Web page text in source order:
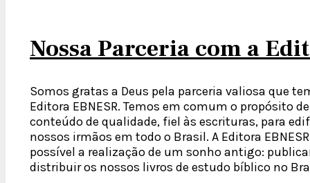
Nossa Parceria com a
Somos gratas a Deus pela parceria valiosa que
Editora EBNESR. Temos em comum o propósito
conteúdo de qualidade, fiel às escrituras, para
nossos irmãos em todo o Brasil. A Editora
possível a realização de um sonho antigo:
distribuir os nossos livros de estudo bíblico no